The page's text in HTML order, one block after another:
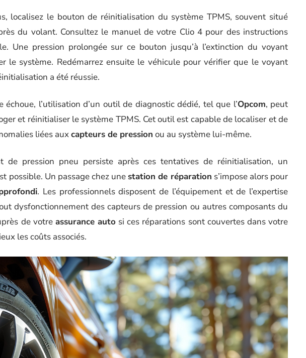
localisez le bouton de réinitialisation du système TPMS, souvent situé
du volant. Consultez le manuel de votre Clio 4 pour des instructions
Une pression prolongée sur ce bouton jusqu’à l’extinction du voyant
le système. Redémarrez ensuite le véhicule pour vérifier que le voyant
a été réussie.
l’utilisation d’un outil de diagnostic dédié, tel que l’Opcom, peut
et réinitialiser le système TPMS. Cet outil est capable de localiser et de
liées auxcapteurs de pression ou au système lui-même.
pression pneu persiste après ces tentatives de réinitialisation, un
possible. Un passage chez une station de réparation s’impose alors pour
. Les professionnels disposent de l’équipement et de l’expertise
dysfonctionnement des capteurs de pression ou autres composants du
de votre assurance auto si ces réparations sont couvertes dans votre
les coûts associés.